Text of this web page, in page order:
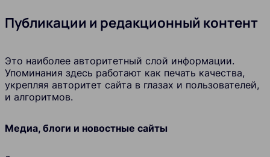
Публикации и редакционный контент
Это наиболее авторитетный слой информации.
Упоминания здесь работают как печать качества,
укрепляя авторитет сайта в глазах и пользователей,
и алгоритмов.
Медиа, блоги и новостные сайты